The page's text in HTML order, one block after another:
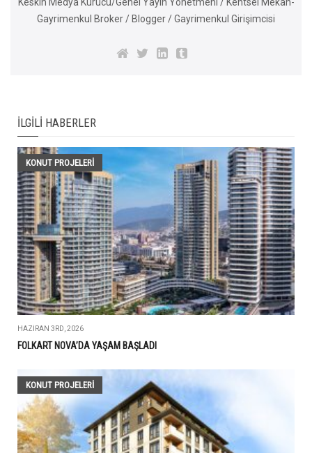
Keskin Medya Kurucu/Genel Yayın Yönetmeni / Kentsel Mekan-
Gayrimenkul Broker / Blogger / Gayrimenkul Girişimcisi
İLGILI HABERLER
KONUT PROJELERI
HAZIRAN 3RD, 2026
FOLKART NOVA’DA YAŞAM BAŞLADI
KONUT PROJELERI